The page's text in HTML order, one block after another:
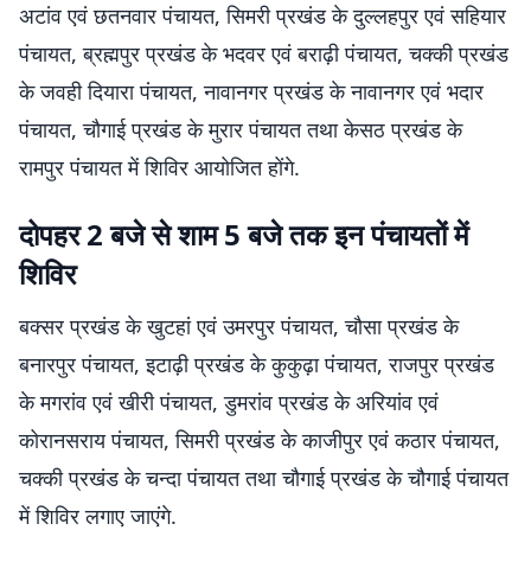
अटांव एवं छतनवार पंचायत, सिमरी प्रखंड के दुल्लहपुर एवं सहियार
पंचायत, ब्रह्मपुर प्रखंड के भदवर एवं बराढ़ी पंचायत, चक्की प्रखंड
के जवही दियारा पंचायत, नावानगर प्रखंड के नावानगर एवं भदार
पंचायत, चौगाई प्रखंड के मुरार पंचायत तथा केसठ प्रखंड के
रामपुर पंचायत में शिविर आयोजित होंगे.
दोपहर 2 बजे से शाम 5 बजे तक इन पंचायतों में
शिविर
बक्सर प्रखंड के खुटहां एवं उमरपुर पंचायत, चौसा प्रखंड के
बनारपुर पंचायत, इटाढ़ी प्रखंड के कुकुढ़ा पंचायत, राजपुर प्रखंड
के मगरांव एवं खीरी पंचायत, डुमरांव प्रखंड के अरियांव एवं
कोरानसराय पंचायत, सिमरी प्रखंड के काजीपुर एवं कठार पंचायत,
चक्की प्रखंड के चन्दा पंचायत तथा चौगाई प्रखंड के चौगाई पंचायत
में शिविर लगाए जाएंगे.